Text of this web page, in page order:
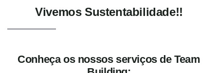
Vivemos Sustentabilidade!!
Conheça os nossos serviços de Team